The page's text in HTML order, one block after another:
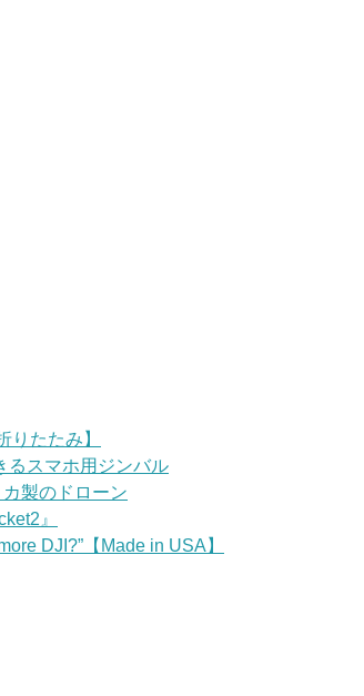
りたたみ】
るスマホ用ジンバル
製のドローン
』
DJI?”【Made in USA】